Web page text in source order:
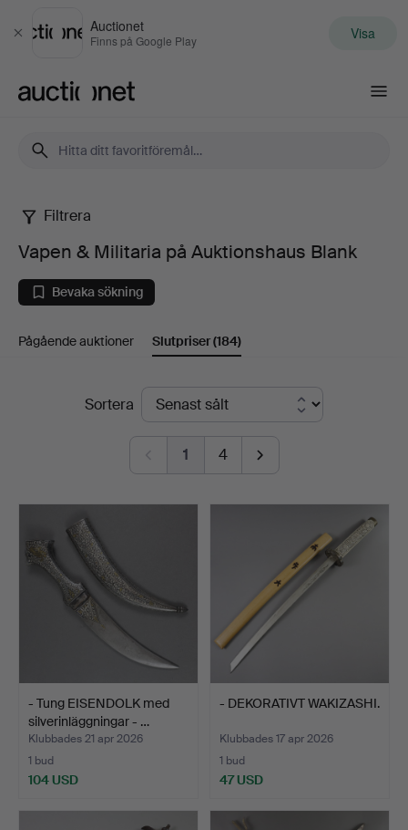
Stäng
Auctionet
Finns på Google Play Visa
Vapen
Militaria
på
Auktionshaus
Filtrera
Vapen & Militaria på Auktionshaus Blank
Bevaka sökning
Pågående auktioner Slutpriser(184)
SlutpriserSortera
1 4
- Tung EISENDOLK med
silverinläggningar - …
Klubbades 21 apr 2026
1 bud
104 USD
- DEKORATIVT WAKIZASHI.
Klubbades 17 apr 2026
1 bud
47 USD